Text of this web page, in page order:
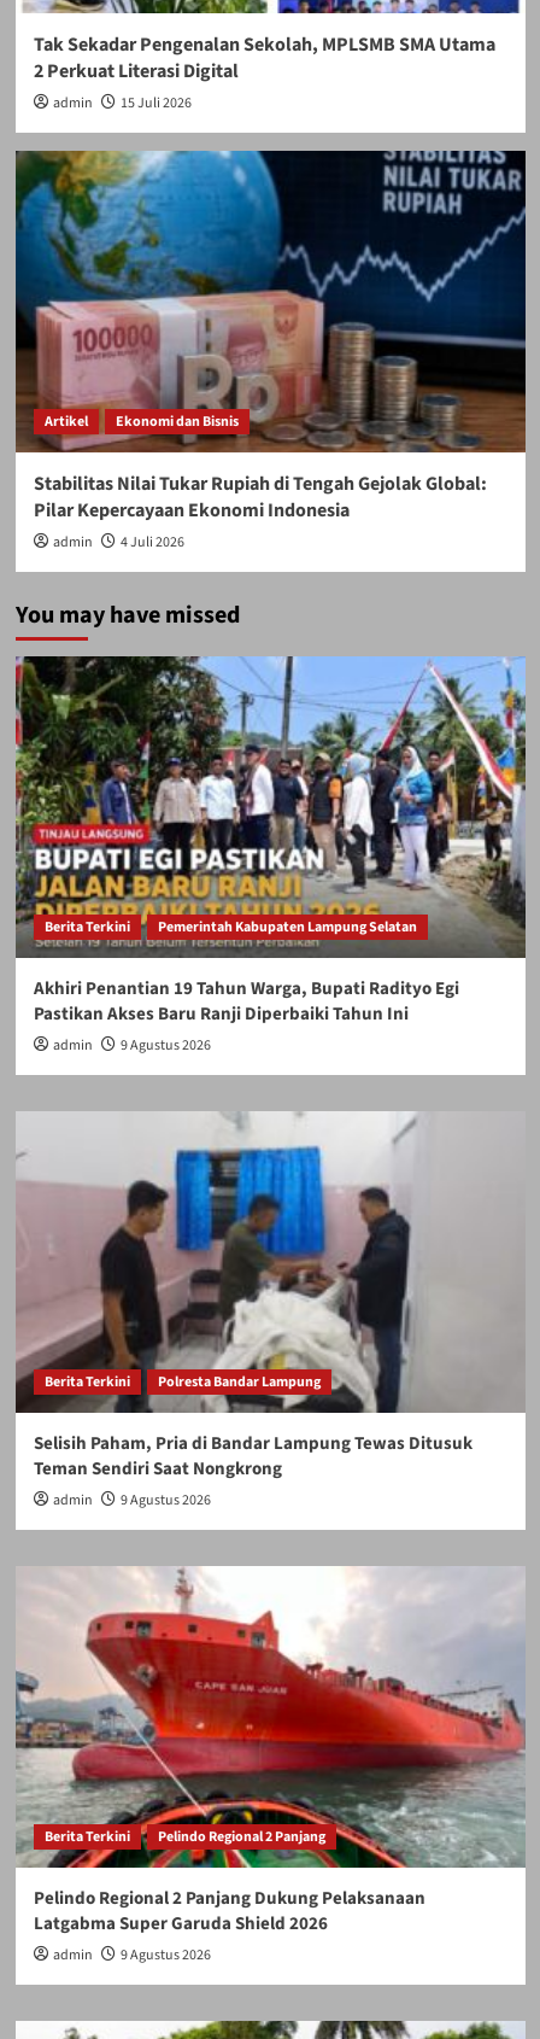
Tak Sekadar Pengenalan Sekolah, MPLSMB SMA Utama
2 Perkuat Literasi Digital
admin 15 Juli 2026
Artikel Ekonomi dan Bisnis
Stabilitas Nilai Tukar Rupiah di Tengah Gejolak Global:
Pilar Kepercayaan Ekonomi Indonesia
admin 4 Juli 2026
You may have missed
Berita Terkini Pemerintah Kabupaten Lampung Selatan
Akhiri Penantian 19 Tahun Warga, Bupati Radityo Egi
Pastikan Akses Baru Ranji Diperbaiki Tahun Ini
admin 9 Agustus 2026
Berita Terkini Polresta Bandar Lampung
Selisih Paham, Pria di Bandar Lampung Tewas Ditusuk
Teman Sendiri Saat Nongkrong
admin 9 Agustus 2026
Berita Terkini Pelindo Regional 2 Panjang
Pelindo Regional 2 Panjang Dukung Pelaksanaan
Latgabma Super Garuda Shield 2026
admin 9 Agustus 2026